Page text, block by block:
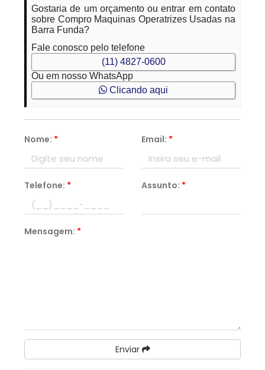
Gostaria de um orçamento ou entrar em contato
sobre Compro Maquinas Operatrizes Usadas na
Barra Funda?
Fale conosco pelo telefone
(11) 4827-0600
Ou em nosso WhatsApp
Clicando aqui
Nome: * Email: *
Telefone: * Assunto: *
Mensagem: *
Enviar